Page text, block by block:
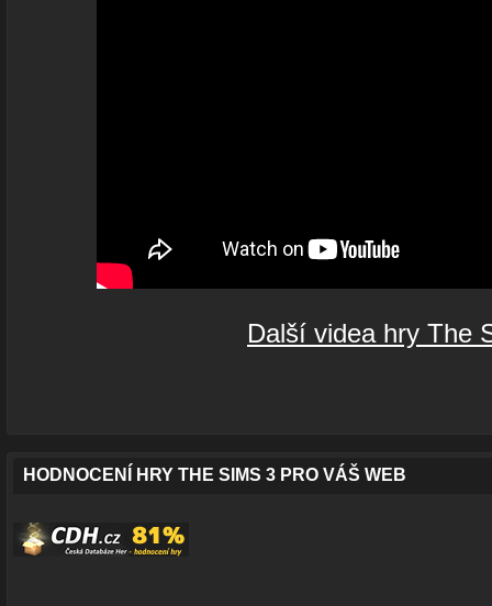
Další videa hry The
HODNOCENÍ HRY THE SIMS 3 PRO VÁŠ WEB